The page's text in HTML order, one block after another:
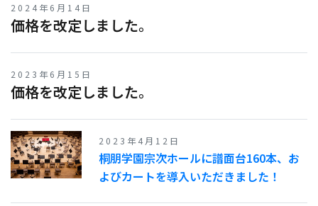
2024年6月14日
価格を改定しました。
2023年6月15日
価格を改定しました。
2023年4月12日
桐朋学園宗次ホールに譜面台160本、お
よびカートを導入いただきました！